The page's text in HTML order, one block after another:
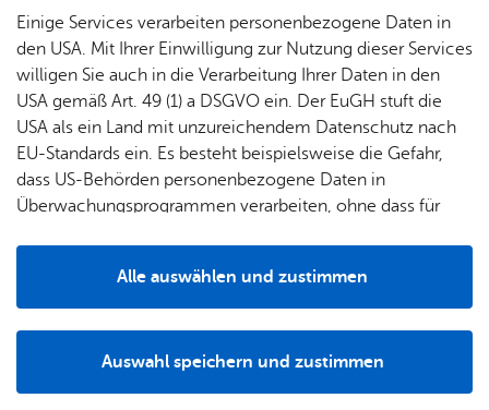
Ämter
A–Z
Diens
t­leis­
tun­gen
A–Z
For­
fent­li­
che
Be­
kannt­
ma­
chun­
& TV
Pres­se
Bil­
dung
& Be­
treu­
ung
Potz­
be­
treu­
ung
Schu­
len
Bau­
stel­len
& Um­
lei­tun­
Um­
welt &
Kli­ma­
Sa­nie­
ren &
bi­li­en
Stadt­
Fa­mi­lie
& Kin­
der
Se­nio­
ren
Woh­
nen
re­frei
Pfle­ge
& Un­
ter­stüt­
zung
Die Stadt Friedrichshafen bietet folgende
Einige Services verarbeiten personenbezogene Daten in
den USA. Mit Ihrer Einwilligung zur Nutzung dieser Services
willigen Sie auch in die Verarbeitung Ihrer Daten in den
USA gemäß Art. 49 (1) a DSGVO ein. Der EuGH stuft die
USA als ein Land mit unzureichendem Datenschutz nach
EU-Standards ein. Es besteht beispielsweise die Gefahr,
dass US-Behörden personenbezogene Daten in
Überwachungsprogrammen verarbeiten, ohne dass für
Auswahl speichern und zustimmen
Alle auswählen und zustimmen